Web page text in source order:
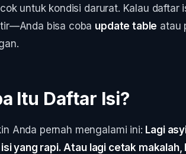
untuk kondisi darurat. Kalau
bisa coba update table atau
Itu Daftar Isi?
Anda pernah mengalami ini: Lagi
yang rapi. Atau lagi cetak